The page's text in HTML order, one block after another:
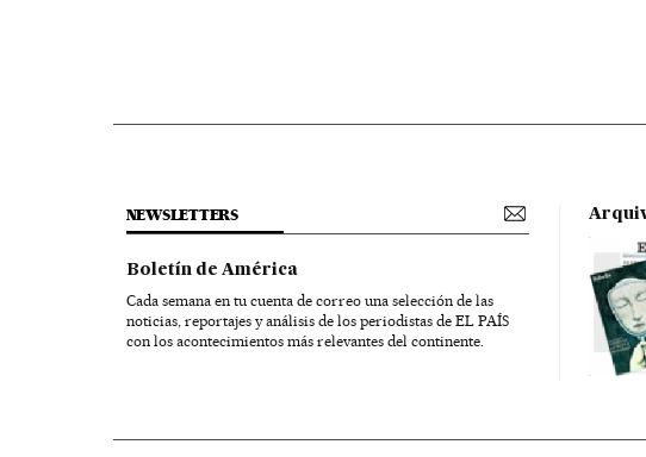
NEWSLETTERS
Boletín de América
Cada semana en tu cuenta de correo una selección de las
noticias, reportajes y análisis de los periodistas de EL PAÍS
con los acontecimientos más relevantes del continente.